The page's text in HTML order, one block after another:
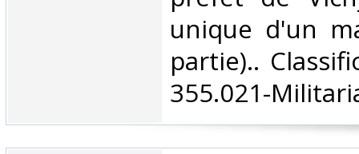
unique d'un
partie)..
355.021-